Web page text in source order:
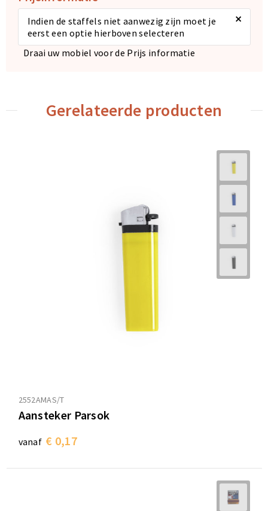
Indien de staffels niet aanwezig zijn moet je
eerst een optie hierboven selecteren
×
Draai uw mobiel voor de Prijs informatie
Gerelateerde producten
2552AMAS/T
Aansteker Parsok
vanaf € 0,17